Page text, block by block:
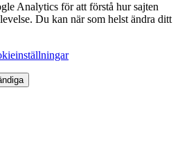
Analytics för att förstå hur sajten
Du kan när som helst ändra ditt